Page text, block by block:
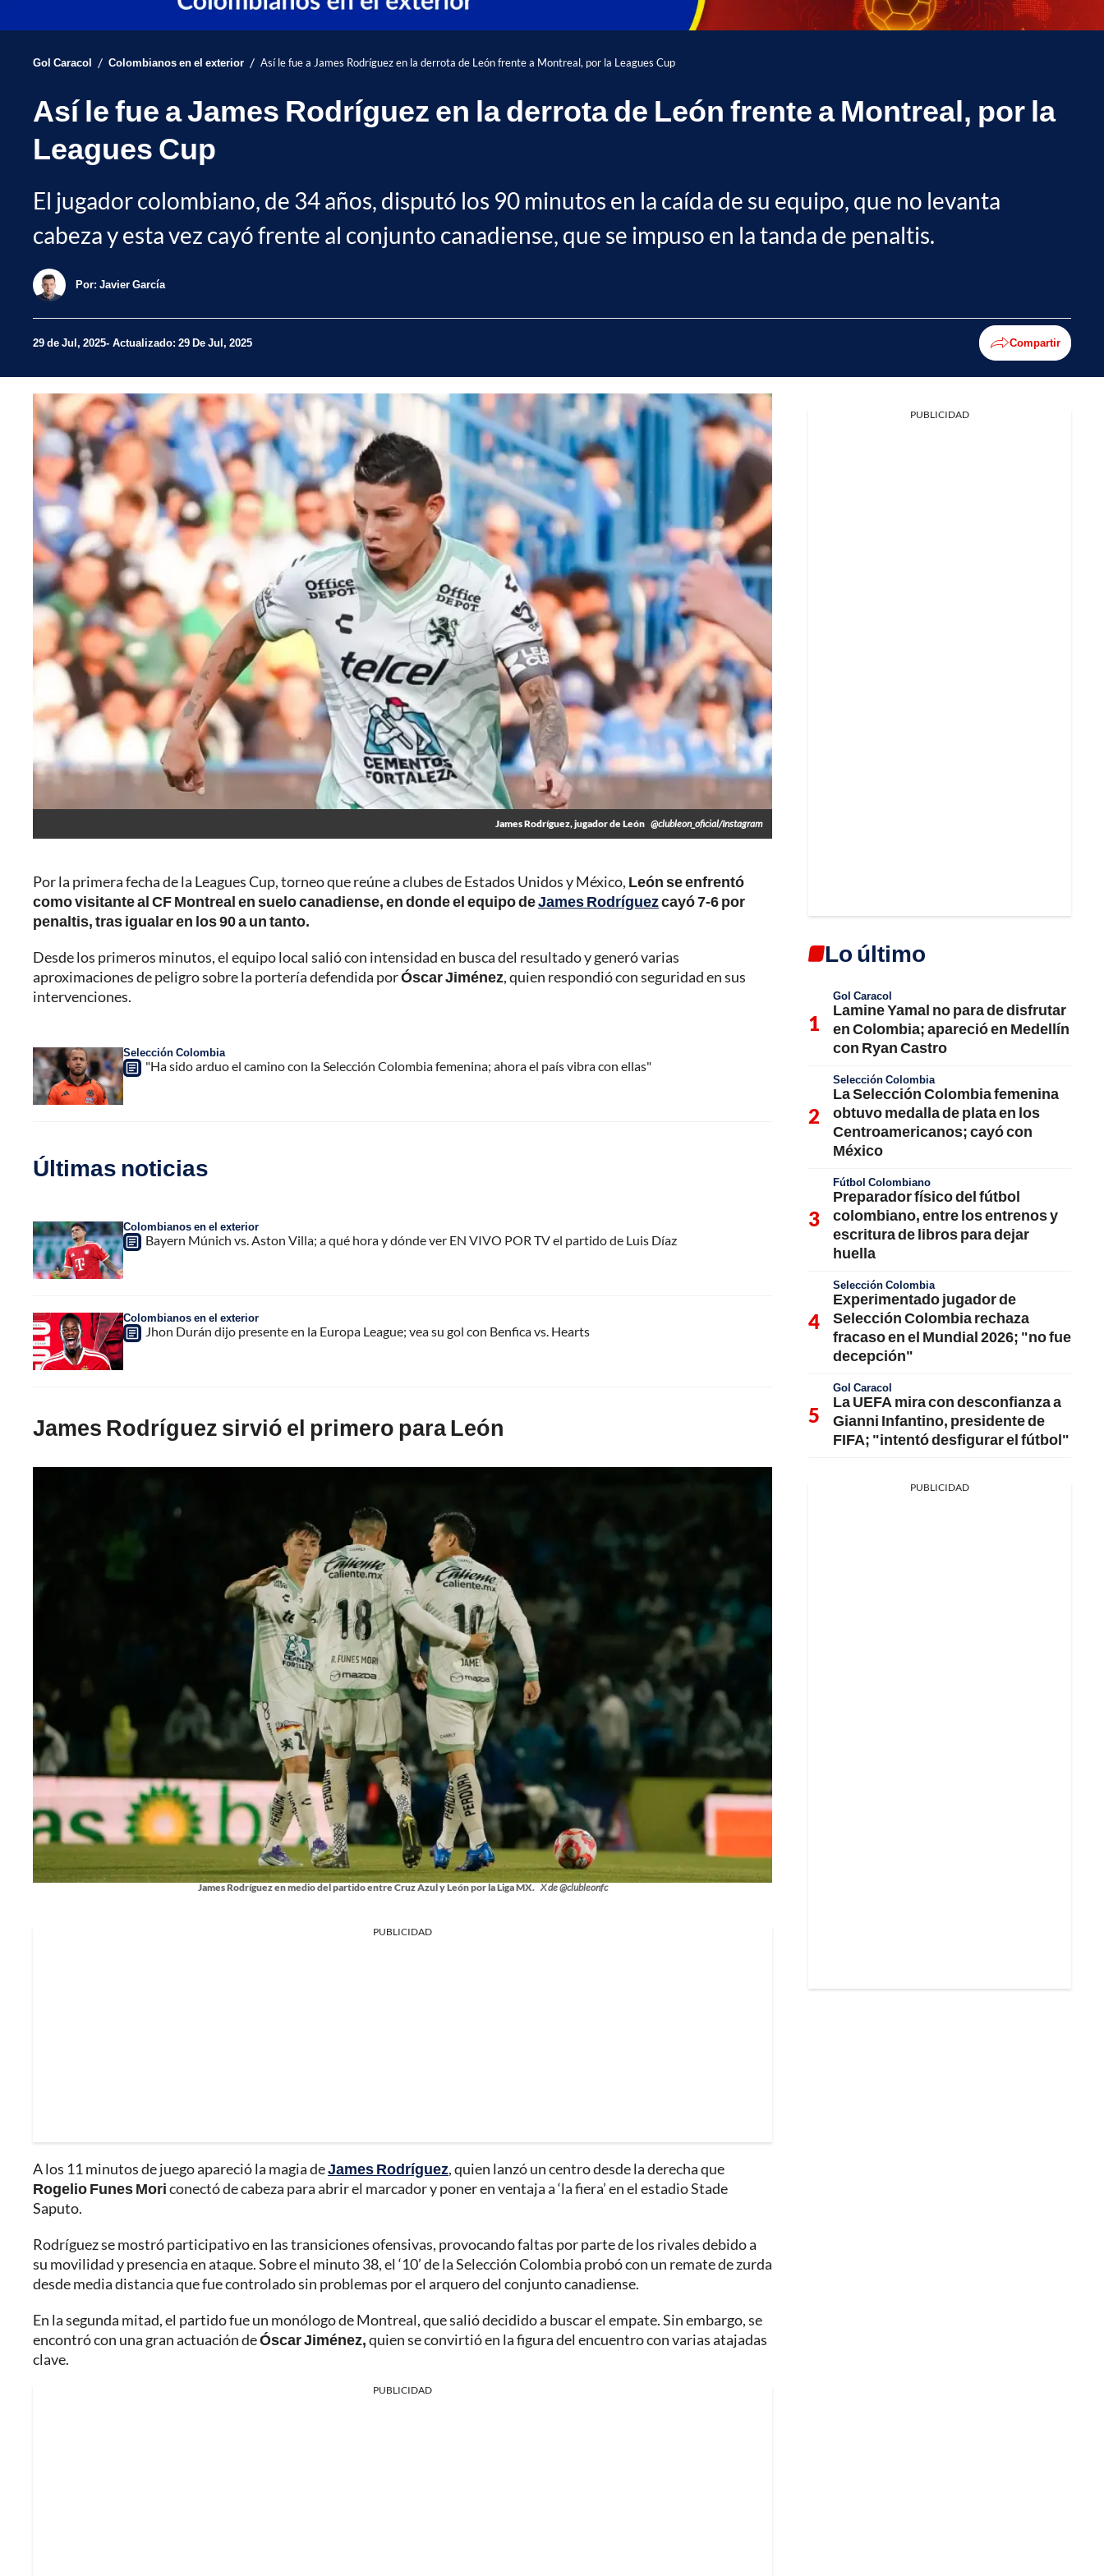
Gol Caracol / Colombianos en el exterior / Así le fue a James Rodríguez en la derrota de León frente a Montreal, por la Leagues Cup
Así le fue a James Rodríguez en la derrota de León frente a Montreal, por la
Leagues Cup
El jugador colombiano, de 34 años, disputó los 90 minutos en la caída de su equipo, que no levanta
cabeza y esta vez cayó frente al conjunto canadiense, que se impuso en la tanda de penaltis.
Por: Javier García
29 de Jul, 2025 Actualizado: 29 De Jul, 2025 Compartir
James Rodríguez, jugador de León @clubleon_oficial/Instagram
Por la primera fecha de la Leagues Cup, torneo que reúne a clubes de Estados Unidos y México, León se enfrentó
como visitante al CF Montreal en suelo canadiense, en donde el equipo deJames Rodríguezcayó 7-6 por
penaltis, tras igualar en los 90 a un tanto.
Desde los primeros minutos, el equipo local salió con intensidad en busca del resultado y generó varias
aproximaciones de peligro sobre la portería defendida porÓscar Jiménez, quien respondió con seguridad en sus
intervenciones.
Selección Colombia
"Ha sido arduo el camino con la Selección Colombia femenina; ahora el país vibra con ellas"
Últimas noticias
Colombianos en el exterior
Bayern Múnich vs. Aston Villa; a qué hora y dónde ver EN VIVO POR TV el partido de Luis Díaz
Colombianos en el exterior
Jhon Durán dijo presente en la Europa League; vea su gol con Benfica vs. Hearts
James Rodríguez sirvió el primero para León
James Rodríguez en medio del partido entre Cruz Azul y León por la Liga MX. X de @clubleonfc
PUBLICIDAD
A los 11 minutos de juego apareció la magia deJames Rodríguez, quien lanzó un centro desde la derecha que
Rogelio Funes Moriconectó de cabeza para abrir el marcador y poner en ventaja a ‘la fiera’ en el estadio Stade
Saputo.
Rodríguez se mostró participativo en las transiciones ofensivas, provocando faltas por parte de los rivales debido a
su movilidad y presencia en ataque. Sobre el minuto 38, el ‘10’ de la Selección Colombia probó con un remate de zurda
desde media distancia que fue controlado sin problemas por el arquero del conjunto canadiense.
En la segunda mitad, el partido fue un monólogo de Montreal, que salió decidido a buscar el empate. Sin embargo, se
encontró con una gran actuación deÓscar Jiménez,quien se convirtió en la figura del encuentro con varias atajadas
clave.
PUBLICIDAD
PUBLICIDAD
Lo último
Gol Caracol
Lamine Yamal no para de disfrutar
en Colombia; apareció en Medellín
con Ryan Castro
Selección Colombia
La Selección Colombia femenina
obtuvo medalla de plata en los
Centroamericanos; cayó con
México
Fútbol Colombiano
Preparador físico del fútbol
colombiano, entre los entrenos y
escritura de libros para dejar
huella
Selección Colombia
Experimentado jugador de
Selección Colombia rechaza
fracaso en el Mundial 2026; "no fue
decepción"
Gol Caracol
La UEFA mira con desconfianza a
Gianni Infantino, presidente de
FIFA; "intentó desfigurar el fútbol"
PUBLICIDAD